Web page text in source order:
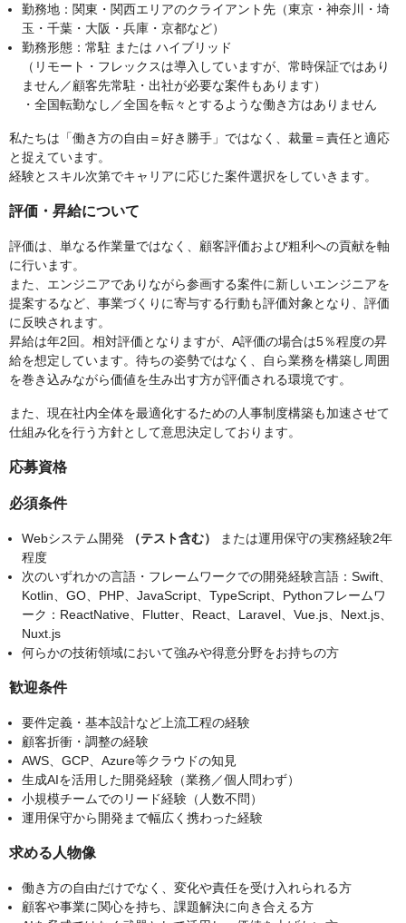
勤務地：関東・関西エリアのクライアント先（東京・神奈川・埼
玉・千葉・大阪・兵庫・京都など）
勤務形態：常駐 または ハイブリッド
（リモート・フレックスは導入していますが、常時保証ではあり
ません／顧客先常駐・出社が必要な案件もあります）
・全国転勤なし／全国を転々とするような働き方はありません
私たちは「働き方の自由＝好き勝手」ではなく、裁量＝責任と適応
と捉えています。
経験とスキル次第でキャリアに応じた案件選択をしていきます。
評価・昇給について
評価は、単なる作業量ではなく、顧客評価および粗利への貢献を軸
に行います。
また、エンジニアでありながら参画する案件に新しいエンジニアを
提案するなど、事業づくりに寄与する行動も評価対象となり、評価
に反映されます。
昇給は年2回。相対評価となりますが、A評価の場合は5％程度の昇
給を想定しています。待ちの姿勢ではなく、自ら業務を構築し周囲
を巻き込みながら価値を生み出す方が評価される環境です。
また、現在社内全体を最適化するための人事制度構築も加速させて
仕組み化を行う方針として意思決定しております。
応募資格
必須条件
Webシステム開発 （テスト含む）
または運用保守の実務経験2年
程度
次のいずれかの言語・フレームワークでの開発経験言語：Swift、
Kotlin、GO、PHP、JavaScript、TypeScript、Pythonフレームワ
ーク：ReactNative、Flutter、React、Laravel、Vue.js、Next.js、
Nuxt.js
何らかの技術領域において強みや得意分野をお持ちの方
歓迎条件
要件定義・基本設計など上流工程の経験
顧客折衝・調整の経験
AWS、GCP、Azure等クラウドの知見
生成AIを活用した開発経験（業務／個人問わず）
小規模チームでのリード経験（人数不問）
運用保守から開発まで幅広く携わった経験
求める人物像
働き方の自由だけでなく、変化や責任を受け入れられる方
顧客や事業に関心を持ち、課題解決に向き合える方